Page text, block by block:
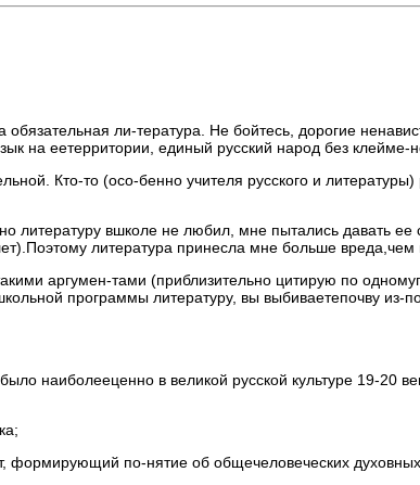
ли-тература. Не бойтесь, дорогие
на еетерритории, единый русский народ без
Кто-то (осо-бенно учителя русского и
вшколе не любил, мне пытались давать ее
литература принесла мне больше вреда,чем
аргумен-тами (приблизительно цитирую по
программы литературу, вы выбиваетепочву из-
наиболееценно в великой русской культуре 19-20
формирующий по-нятие об общечеловеческих